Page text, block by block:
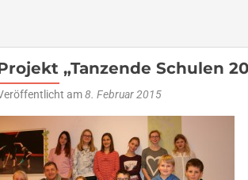
„Tanzende Schulen
am8. Februar 2015